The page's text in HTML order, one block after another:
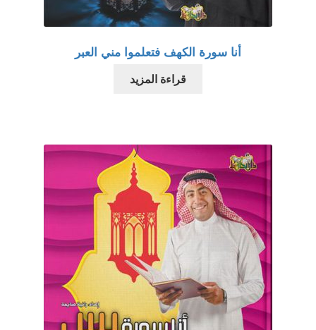
أنا سورة الكهف فتعلموا مني العبر
قراءة المزيد